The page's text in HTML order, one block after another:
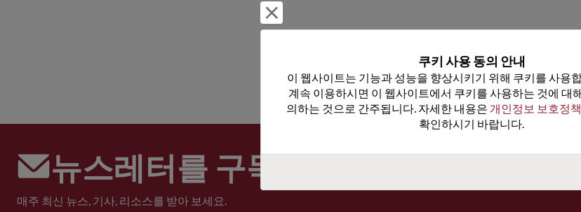
뉴스레터를 구독하세요
매주 최신 뉴스, 기사, 리소스를 받아 보세요.
쿠키 사용 동의 안내
이 웹사이트는 기능과 성능을 향상시키기 위해 쿠키를 사용
계속 이용하시면 이 웹사이트에서 쿠키를 사용하는 것에 대
의하는 것으로 간주됩니다. 자세한 내용은 개인정보 보호정책
확인하시기 바랍니다.